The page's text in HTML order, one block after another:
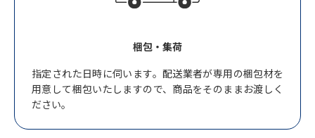
梱包・集荷
指定された日時に伺います。配送業者が専用の梱包材を
用意して梱包いたしますので、商品をそのままお渡しく
ださい。